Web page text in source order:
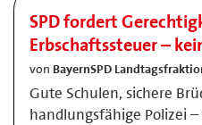
SPD fordert
Erbschaftssteuer –
von BayernSPD
Gute Schulen, sichere
handlungsfähige Polizei